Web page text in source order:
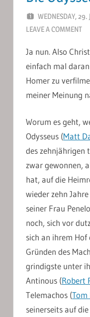
WEDNESDAY,
LEAVE A COMMENT
Ja nun. Also
einfach mal
Homer zu
meiner Meinung
Worum es geht,
Odysseus (Matt
des zehnjährigen
zwar gewonnen,
hat, auf die
wieder zehn
seiner Frau
noch, sich vor
sich an ihrem
Gründen des
grindigste unter
Antinous (Robert
Telemachos (Tom
seinerseits auf